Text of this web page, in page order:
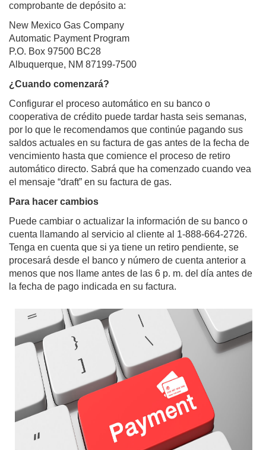
comprobante de depósito a:
New Mexico Gas Company
Automatic Payment Program
P.O. Box 97500 BC28
Albuquerque, NM 87199-7500
¿Cuando comenzará?
Configurar el proceso automático en su banco o
cooperativa de crédito puede tardar hasta seis semanas,
por lo que le recomendamos que continúe pagando sus
saldos actuales en su factura de gas antes de la fecha de
vencimiento hasta que comience el proceso de retiro
automático directo. Sabrá que ha comenzado cuando vea
el mensaje “draft” en su factura de gas.
Para hacer cambios
Puede cambiar o actualizar la información de su banco o
cuenta llamando al servicio al cliente al 1-888-664-2726.
Tenga en cuenta que si ya tiene un retiro pendiente, se
procesará desde el banco y número de cuenta anterior a
menos que nos llame antes de las 6 p. m. del día antes de
la fecha de pago indicada en su factura.